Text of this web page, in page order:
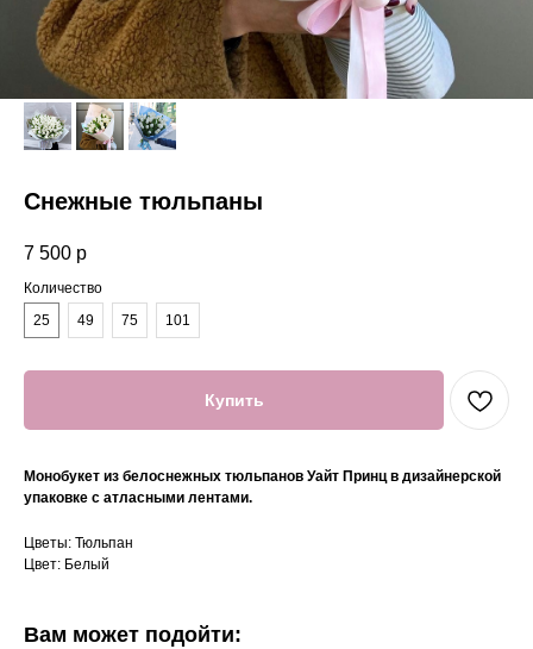
Снежные тюльпаны
7 500 р
Количество
25
49 75 101
Купить
Монобукет из белоснежных тюльпанов Уайт Принц в дизайнерской
упаковке с атласными лентами.
Цветы: Тюльпан
Цвет: Белый
Вам может подойти: